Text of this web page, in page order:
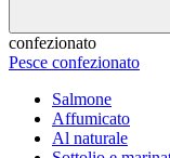
confezionato
Pesce confezionato
Salmone
Affumicato
Al naturale